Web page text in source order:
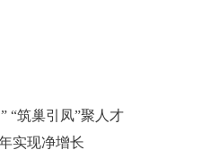
“筑巢引凤”聚人才
实现净增长